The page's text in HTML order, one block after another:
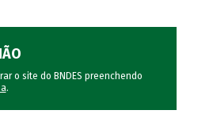
o site do BNDES preenchendo
.